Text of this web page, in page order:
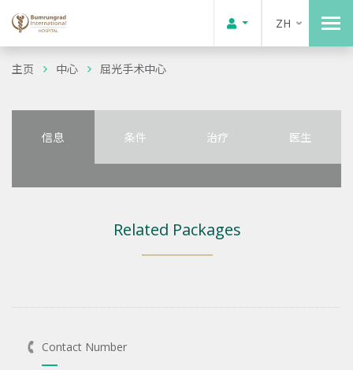
ZH
主页 中心 屈光手术中心
信息 条件 治疗 医生
Related Packages
Contact Number